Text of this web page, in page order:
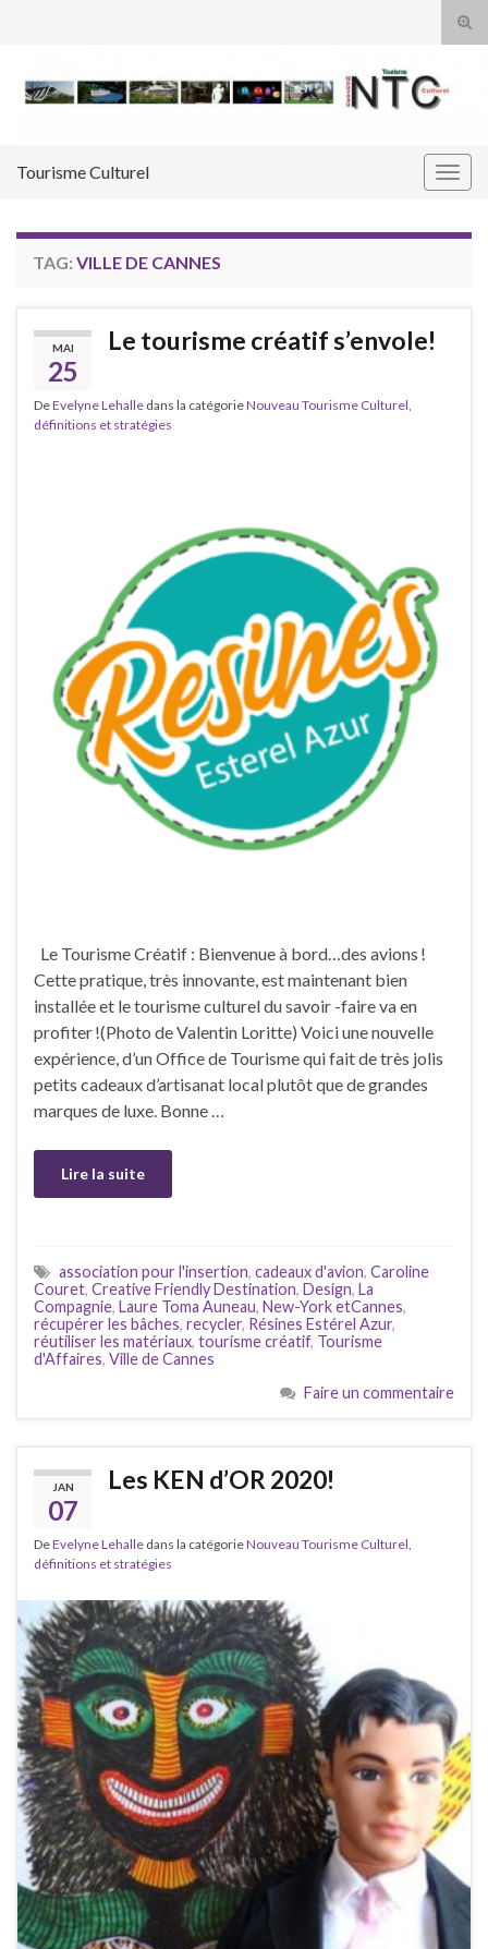
Tourisme Culturel
TAG: VILLE DE CANNES
MAI
25
Le tourisme créatif s’envole!
DeEvelyne Lehalle dans la catégorieNouveau Tourisme Culturel,
définitions et stratégies
Le Tourisme Créatif : Bienvenue à bord…des avions !
Cette pratique, très innovante, est maintenant bien
installée et le tourisme culturel du savoir -faire va en
profiter !(Photo de Valentin Loritte) Voici une nouvelle
expérience, d’un Office de Tourisme qui fait de très jolis
petits cadeaux d’artisanat local plutôt que de grandes
marques de luxe. Bonne …
Lire la suite
association pour l'insertion, cadeaux d'avion, Caroline
Couret, Creative Friendly Destination, Design, La
Compagnie, Laure Toma Auneau, New-York etCannes,
récupérer les bâches, recycler, Résines Estérel Azur,
réutiliser les matériaux, tourisme créatif, Tourisme
d'Affaires, Ville de Cannes
Faire un commentaire
JAN
07
Les KEN d’OR 2020!
DeEvelyne Lehalle dans la catégorieNouveau Tourisme Culturel,
définitions et stratégies